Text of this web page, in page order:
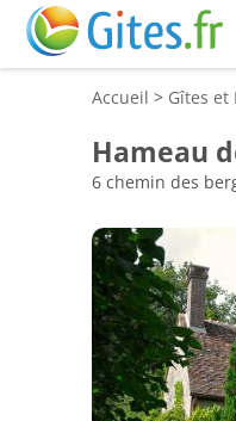
Accueil > Gîtes et
Hameau
6 chemin des